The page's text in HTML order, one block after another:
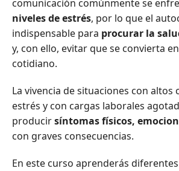
comunicación comúnmente se
niveles de estrés, por lo que el
indispensable para procurar la
y, con ello, evitar que se convierta
cotidiano.
La vivencia de situaciones con altos
estrés y con cargas laborales
producirsíntomas físicos,
con graves consecuencias.
En este curso aprenderás diferentes